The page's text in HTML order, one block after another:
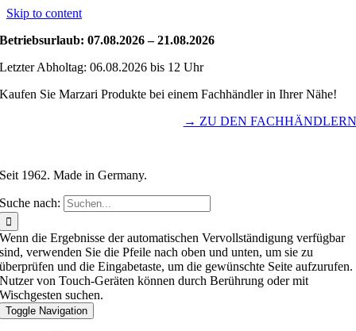
Skip to content
Betriebsurlaub: 07.08.2026 – 21.08.2026
Letzter Abholtag: 06.08.2026 bis 12 Uhr
Kaufen Sie Marzari Produkte bei einem Fachhändler in Ihrer Nähe!
→ ZU DEN FACHHÄNDLERN
Seit 1962. Made in Germany.
Suche nach:
Wenn die Ergebnisse der automatischen Vervollständigung verfügbar
sind, verwenden Sie die Pfeile nach oben und unten, um sie zu
überprüfen und die Eingabetaste, um die gewünschte Seite aufzurufen.
Nutzer von Touch-Geräten können durch Berührung oder mit
Wischgesten suchen.
Toggle Navigation